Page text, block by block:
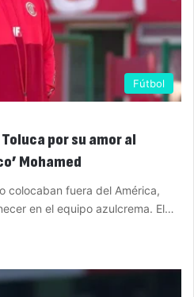
Fútbol
por su amor al
Mohamed
colocaban fuera del América,
en el equipo azulcrema. El…